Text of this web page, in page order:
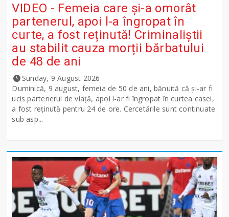
VIDEO - Femeia care și-a omorât
partenerul, apoi l-a îngropat în
curte, a fost reținută! Criminaliștii
au stabilit cauza morții bărbatului
de 48 de ani
Sunday, 9 August 2026
Duminică, 9 august, femeia de 50 de ani, bănuită că și-ar fi
ucis partenerul de viață, apoi l-ar fi îngropat în curtea casei,
a fost reținută pentru 24 de ore. Cercetările sunt continuate
sub asp...